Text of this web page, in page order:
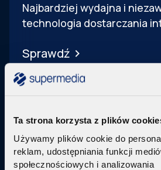
Ta strona korzysta z plików
Używamy plików cookie do
reklam, udostępniania funkcji
społecznościowych i analizowania
Najbardziej wydajna i
technologia dostarczania
Sprawdź
Telewizja Replay